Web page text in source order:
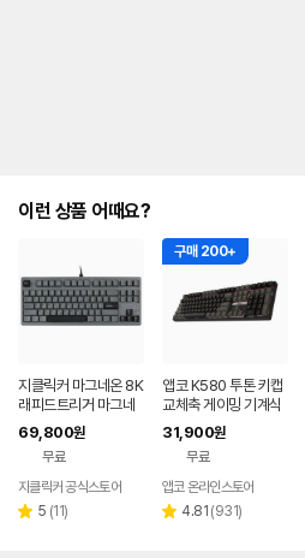
이런 상품 어때요?
지클릭커 마그네온 8K
래피드트리거 마그네
틱 자석축 텐키리스 게
이밍 기계식 키보드 G
RT87 문스톤그레이
레이저자몽 37g
69,800원
무료
지클릭커 공식스토어
별 5 리
(11)
구매 200+
앱코 K580 투톤 키캡
교체축 게이밍 기계식
키보드 젠틀맨, 적축
31,900원
무료
앱코 온라인스토어
별 4.81 리
(931)